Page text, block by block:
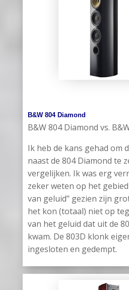
B&W 804 Diamond
B&W 804 Diamond vs.
Ik heb de kans gehad om
naast de 804 Diamond te
vergelijken. Ik was erg
zeker weten op het
van geluid" gezien zijn
het kon (totaal) niet op
van het geluid dat uit de
kwam. De 803D klonk
ingesloten en gedempt.